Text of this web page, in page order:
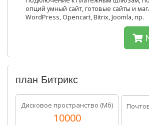
опций умный сайт, готовые сайты и
WordPress, Opencart, Bitrix, Joomla, пр.
план Битрикс
Дисковое пространство (Мб)
10000